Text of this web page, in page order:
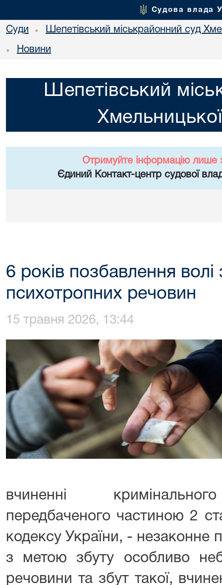
Судова влада
Суди • Шепетівський міськрайонний суд
• Новини
Шепетівський
Отримуйте інформацію лише
Єдиний Контакт-центр судової
6 років позбавлення
психотропних речовин
15 травня 2026, 13:44
вчиненні
передбаченого частиною 2
кодексу України, - незаконне
з метою збуту особливо
речовини та збут такої,